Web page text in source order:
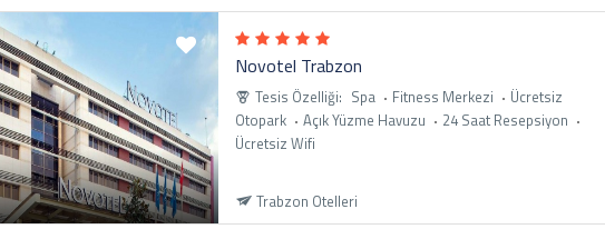
Novotel Trabzon
Tesis Özelliği: Spa Fitness Merkezi
Ücretsiz
Otopark
Açık Yüzme Havuzu
24 Saat Resepsiyon
Ücretsiz Wifi
Trabzon Otelleri